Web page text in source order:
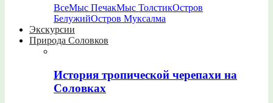
ВсеМыс ПечакМыс ТолстикОстров
БелужийОстров Муксалма
Экскурсии
Природа Соловков
История тропической черепахи на
Соловках